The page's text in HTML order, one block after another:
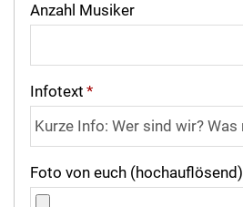
Anzahl Musiker
Infotext *
Foto von euch (hochauflösend)